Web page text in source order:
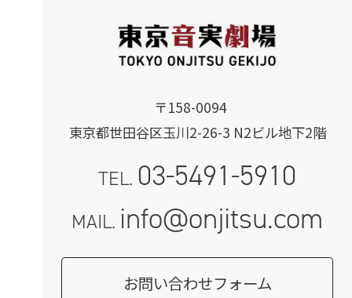
〒158-0094
東京都世田谷区玉川2-26-3 N2ビル地下2階
TEL. 03-5491-5910
MAIL. info@onjitsu.com
お問い合わせフォーム